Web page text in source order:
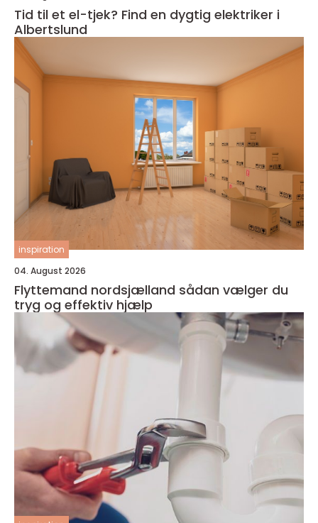
Tid til et el-tjek? Find en dygtig elektriker i
Albertslund
inspiration
04. August 2026
Flyttemand nordsjælland sådan vælger du
tryg og effektiv hjælp